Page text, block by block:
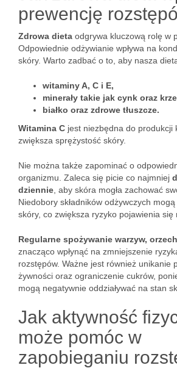
prewencję
Zdrowa dieta odgrywa kluczową rolę w
Odpowiednie odżywianie wpływa na
skóry. Warto zadbać o to, aby nasza
witaminy A, C i E,
minerały takie jak cynk oraz
białko oraz zdrowe tłuszcze.
Witamina C jest niezbędna do produkcji
zwiększa sprężystość skóry.
Nie można także zapominać o
organizmu. Zaleca się picie co najmniej
dziennie , aby skóra mogła zachować
Niedobory składników odżywczych
skóry, co zwiększa ryzyko pojawienia się
Regularne spożywanie warzyw,
znacząco wpłynąć na zmniejszenie
rozstępów. Ważne jest również unikanie
żywności oraz ograniczenie cukrów,
mogą negatywnie oddziaływać na stan
Jak aktywność
może pomóc w
zapobieganiu